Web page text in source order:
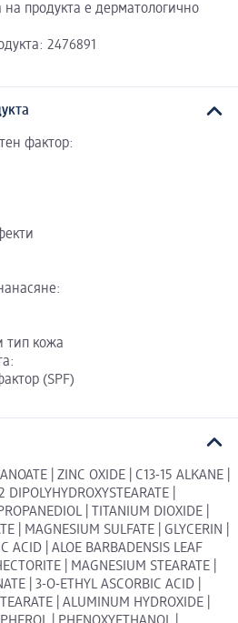
продукта е дерматологично
2476891
фактор:
тип кожа
(SPF)
| ZINC OXIDE | C13-15 ALKANE |
DIPOLYHYDROXYSTEARATE |
| TITANIUM DIOXIDE |
| MAGNESIUM SULFATE | GLYCERIN |
ACID | ALOE BARBADENSIS LEAF
| MAGNESIUM STEARATE |
| 3-O-ETHYL ASCORBIC ACID |
| ALUMINUM HYDROXIDE |